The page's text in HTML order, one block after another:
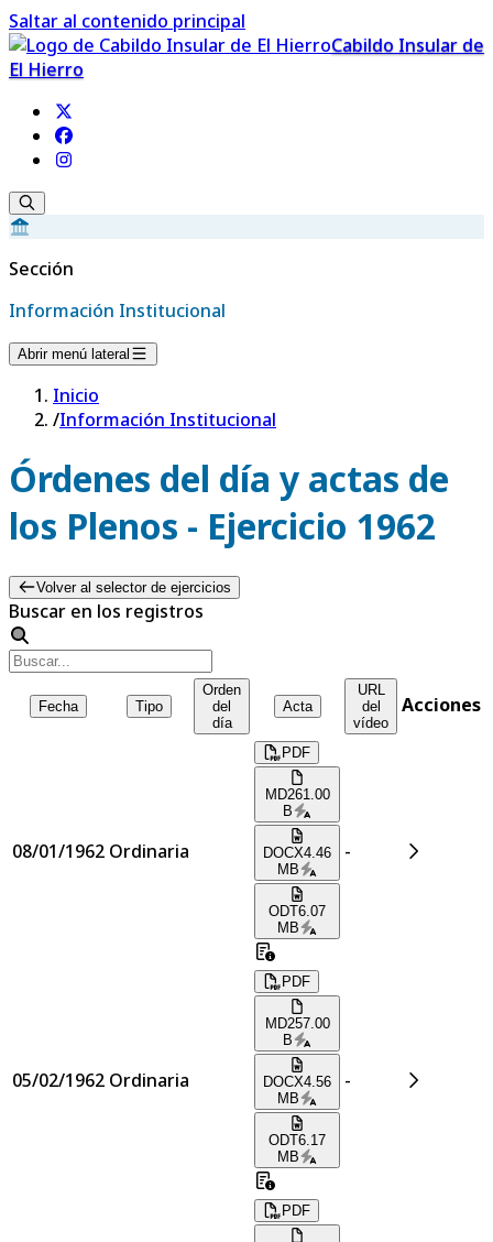
Saltar al contenido principal
Cabildo Insular de
El Hierro
Sección
Información Institucional
Abrir menú lateral
Inicio
/Información Institucional
Órdenes del día y actas de
los Plenos - Ejercicio 1962
Volver al selector de ejercicios
Buscar en los registros
Fecha Tipo
Orden
del
día
Acta
URL
del
vídeo
Acciones
08/01/1962 Ordinaria
PDF
MD261.00
B
DOCX4.46
MB
ODT6.07
MB
-
05/02/1962 Ordinaria
PDF
MD257.00
B
DOCX4.56
MB
ODT6.17
MB
-
PDF